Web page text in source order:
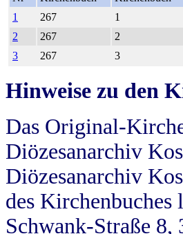
1
267 1
2
267 2
3
267 3
Hinweise zu den
Das Original-
Diözesanarchiv
Diözesanarchiv
des
Schwank-Straße